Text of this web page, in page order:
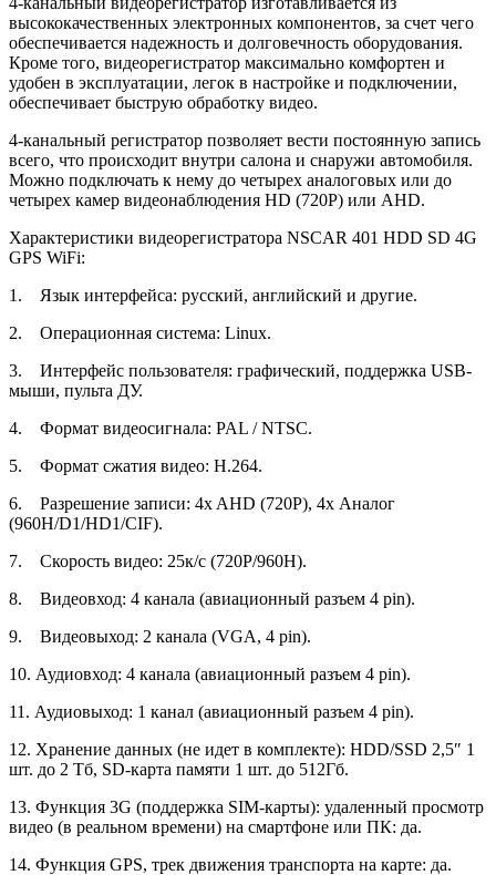
высококачественных электронных компонентов, за счет чего
обеспечивается надежность и долговечность оборудования.
Кроме того, видеорегистратор максимально комфортен и
удобен в эксплуатации, легок в настройке и подключении,
обеспечивает быструю обработку видео.
4-канальный регистратор позволяет вести постоянную запись
всего, что происходит внутри салона и снаружи автомобиля.
Можно подключать к нему до четырех аналоговых или до
четырех камер видеонаблюдения HD (720P) или AHD.
Характеристики видеорегистратора NSCAR 401 HDD SD 4G
GPS WiFi:
1. Язык интерфейса: русский, английский и другие.
2. Операционная система: Linux.
3. Интерфейс пользователя: графический, поддержка USB-
мыши, пульта ДУ.
4. Формат видеосигнала: PAL / NTSC.
5. Формат сжатия видео: H.264.
6. Разрешение записи: 4x AHD (720P), 4x Аналог
(960H/D1/HD1/CIF).
7. Скорость видео: 25к/с (720P/960Н).
8. Видеовход: 4 канала (авиационный разъем 4 pin).
9. Видеовыход: 2 канала (VGA, 4 pin).
10. Аудиовход: 4 канала (авиационный разъем 4 pin).
11. Аудиовыход: 1 канал (авиационный разъем 4 pin).
12. Хранение данных (не идет в комплекте): HDD/SSD 2,5″ 1
шт. до 2 Тб, SD-карта памяти 1 шт. до 512Гб.
13. Функция 3G (поддержка SIM-карты): удаленный просмотр
видео (в реальном времени) на смартфоне или ПК: да.
14. Функция GPS, трек движения транспорта на карте: да.